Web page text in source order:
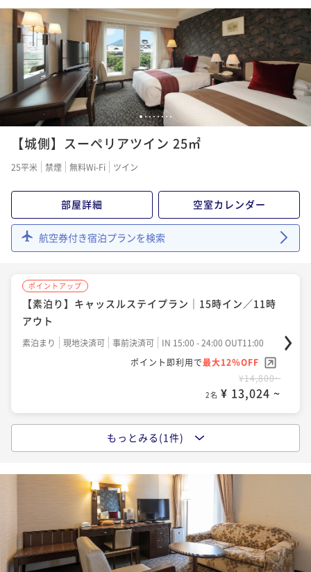
アウト
朝食付き 現地決済可 事前決済可
IN 15:00 - 24:00 OUT11:00
ポイント即利用で 最大7％OFF
¥21,200~
2名 ¥ 19,716 ~
1234567 8
【城側】スーペリアツイン 25㎡
25平米 禁煙 無料Wi-Fi ツイン
部屋詳細 空室カレンダー
航空券付き宿泊プランを検索
ポイントアップ
【素泊り】キャッスルステイプラン｜15時イン／11時
アウト
素泊まり 現地決済可 事前決済可
IN 15:00 - 24:00 OUT11:00
ポイント即利用で最大12％OFF
¥14,800~
2名 ¥ 13,024 ~
【朝食付】キャッスルステイプラン｜15時イン／11時
アウト
現地決済可 事前決済可
IN 15:00 - 24:00 OUT11:00
ポイント即利用で
最大7％OFF
¥23,000~
2名 ¥ 21,390 ~
もっとみる(1件)